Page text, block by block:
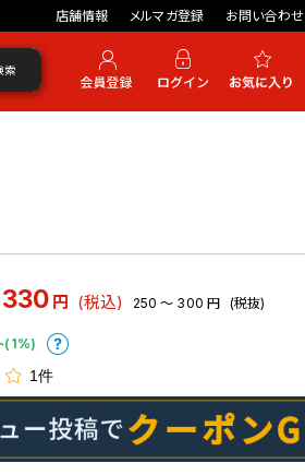
店舗情報 メルマガ登録 お問い合わせ
索
円 (税込) 250 ～ 300 円 (税抜)
(1%)
1件